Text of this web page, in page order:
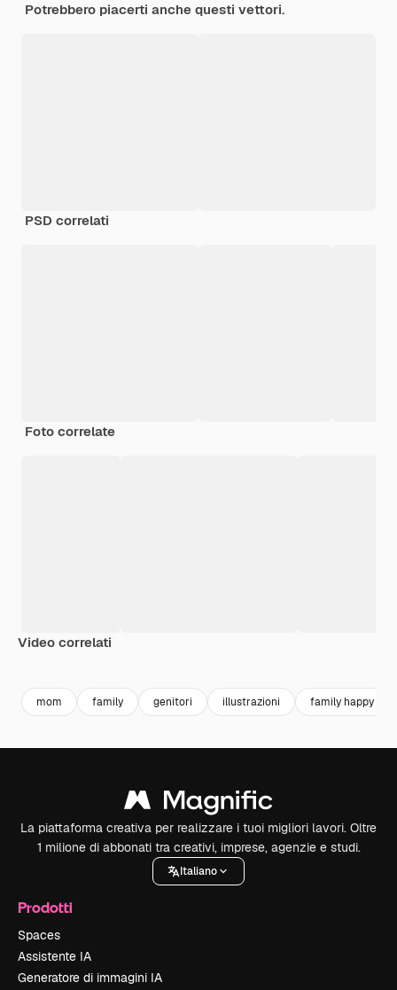
Potrebbero piacerti anche questi vettori.
PSD correlati
Foto correlate
Video correlati
mom family genitori illustrazioni family happy
La piattaforma creativa per realizzare i tuoi migliori lavori. Oltre
1 milione di abbonati tra creativi, imprese, agenzie e studi.
Italiano
Prodotti
Spaces
Assistente IA
Generatore di immagini IA